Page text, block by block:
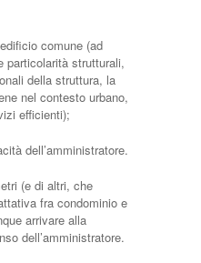
comune (ad
particolarità strutturali,
della struttura, la
nel contesto urbano,
efficienti);
dell’amministratore.
(e di altri, che
fra condominio e
arrivare alla
dell’amministratore.